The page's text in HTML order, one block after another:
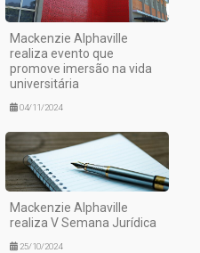
Mackenzie Alphaville
realiza evento que
promove imersão na vida
universitária
04/11/2024
Mackenzie Alphaville
realiza V Semana Jurídica
25/10/2024